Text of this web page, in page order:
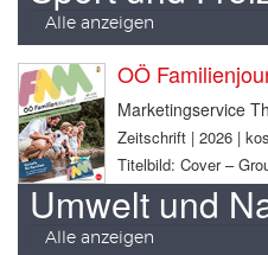
Alle anzeigen
OÖ
Marketingservice
Zeitschrift | 2026 |
Titelbild: Cover –
Umwelt und
Alle anzeigen